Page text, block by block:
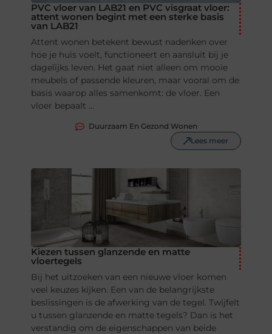
PVC vloer van LAB21 en PVC visgraat vloer:
attent wonen begint met een sterke basis
van LAB21
Attent wonen betekent bewust nadenken over
hoe je huis voelt, functioneert en aansluit bij je
dagelijks leven. Het gaat niet alleen om mooie
meubels of passende kleuren, maar vooral om de
basis waarop alles samenkomt: de vloer. Een
vloer bepaalt ...
Duurzaam En Gezond Wonen
Lees meer
Kiezen tussen glanzende en matte
vloertegels
Bij het uitzoeken van een nieuwe vloer komen
veel keuzes kijken. Een van de belangrijkste
beslissingen is de afwerking van de tegel. Twijfelt
u tussen glanzende en matte tegels? Dan is het
verstandig om de eigenschappen van beide